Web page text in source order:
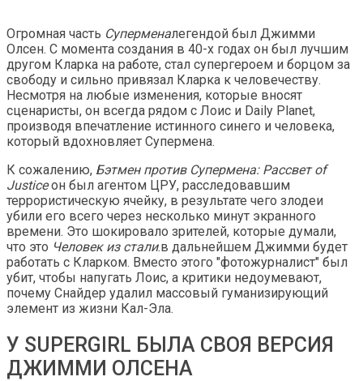
Огромная часть Суперменалегендой был Джимми
Олсен. С момента создания в 40-х годах он был лучшим
другом Кларка на работе, стал супергероем и борцом за
свободу и сильно привязал Кларка к человечеству.
Несмотря на любые изменения, которые вносят
сценаристы, он всегда рядом с Лоис и Daily Planet,
производя впечатление истинного синего и человека,
который вдохновляет Супермена.
К сожалению, Бэтмен против Супермена: Рассвет of
Justiceон был агентом ЦРУ, расследовавшим
террористическую ячейку, в результате чего злодеи
убили его всего через несколько минут экранного
времени. Это шокировало зрителей, которые думали,
что это Человек из стали.в дальнейшем Джимми будет
работать с Кларком. Вместо этого "фотожурналист" был
убит, чтобы напугать Лоис, а критики недоумевают,
почему Снайдер удалил массовый гуманизирующий
элемент из жизни Кал-Эла.
У SUPERGIRL БЫЛА СВОЯ ВЕРСИЯ
ДЖИММИ ОЛСЕНА